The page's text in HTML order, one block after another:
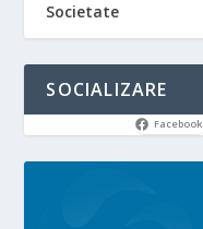
Societate
SOCIALIZARE
Facebook